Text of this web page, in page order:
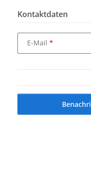
Kontaktdaten
E-Mail